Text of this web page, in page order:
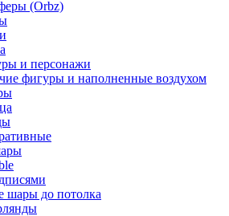
(Orbz)
и персонажи
фигуры и наполненные воздухом
шары до потолка